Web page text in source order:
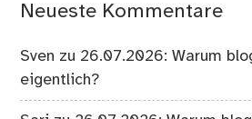
Neueste Kommentare
Sven zu 26.07.2026: Warum
eigentlich?